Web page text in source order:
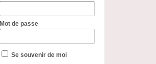
Mot de passe
Se souvenir de moi